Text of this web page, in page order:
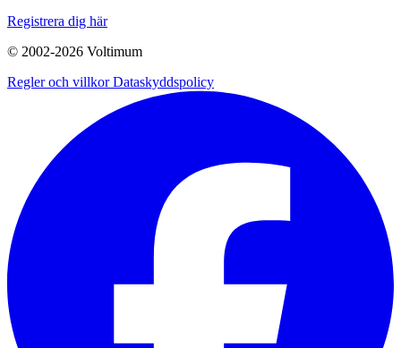
Registrera dig här
© 2002-2026 Voltimum
Regler och villkorDataskyddspolicy